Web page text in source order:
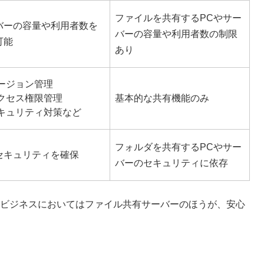
ーの容量や利用者数を
能
ファイルを共有するPCやサー
バーの容量や利用者数の制限
あり
ジョン管理
セス権限管理
ュリティ対策など
基本的な共有機能のみ
キュリティを確保
フォルダを共有するPCやサー
バーのセキュリティに依存
ジネスにおいてはファイル共有サーバーのほうが、安心